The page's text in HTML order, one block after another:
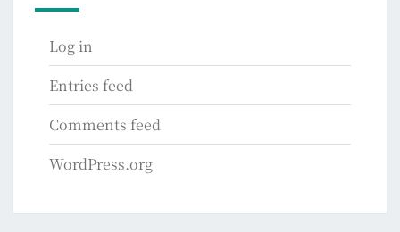
Log in
Entries feed
Comments feed
WordPress.org